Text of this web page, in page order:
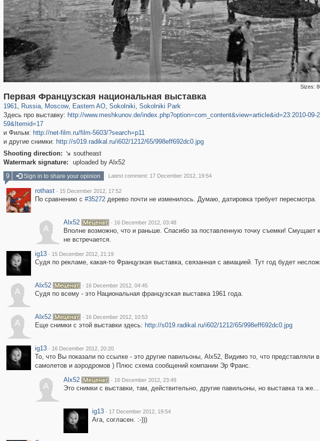
Sizes:
Первая Французская национальная выставка
1961, Russia
1,406,930 29,248
, Moscow
319,861 8,286
, Eastern AO
20,939 306
, Sokolniki
5,623 49
, Sokolniki Park
2,775 6
Здесь про выставку: http://www.meshkunov.de/index.php?option=com_content&view=article&id=23:2010-09-
59&Itemid=17
и Фильм: http://net-film.ru/film-5603/?search=p11
и другие снимки: http://s019.radikal.ru/i602/1212/65/998eff692dc0.jpg
Shooting direction:  southeast
Watermark signature:
uploaded by Alx52
9 Sign in to share your opinion Latest comment: 17 December 2012, 19:54
rothast · 15 December 2012, 17:52
По сравнению с #35272дерево почти не изменилось. Думаю, датировка требует пересмотра.
A
Alx52 · 16 December 2012, 03:48
Вполне возможно, что и раньше. Спасибо за поставленную точку съемки! Смущает
не встречается.
ig13 · 15 December 2012, 21:19
Cудя по рекламе, какая-то Французкая выставка, связанная с авиацией. Тут год будет
A
Alx52 · 16 December 2012, 04:45
Судя по всему - это Национальная французская выставка 1961 года.
A
Alx52 · 16 December 2012, 10:53
Еще снимки с этой выставки здесь: http://s019.radikal.ru/i602/1212/65/998eff692dc0.jpg
ig13 · 16 December 2012, 20:20
То, что Вы показали по ссылке - это другие павильоны, Alx52, Видимо то, что
самолетов и аэродромов ) Плюс схема сообщений компании Эр Франс.
A
Alx52 · 16 December 2012, 23:49
Это снимки с выставки, там, действительно, другие павильоны, но выставка та
ig13 · 17 December 2012, 19:54
Ага, согласен. :-)))